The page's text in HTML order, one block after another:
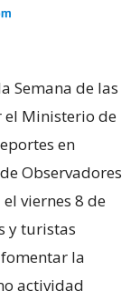
Semana de las
el Ministerio de
en
Observadores
viernes 8 de
y turistas
la
actividad